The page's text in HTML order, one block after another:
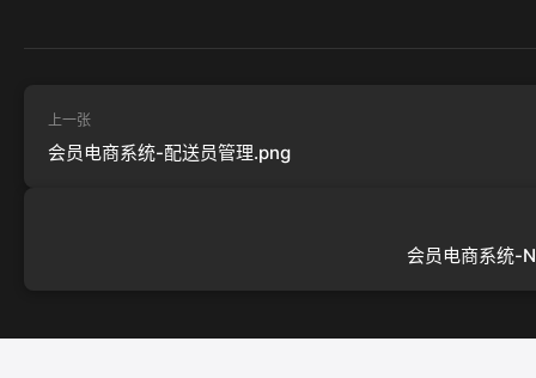
上一张
会员电商系统-配送员管理.png
会员电商系统-